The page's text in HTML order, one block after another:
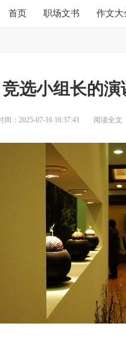
首页 职场文书 作文大
竞选小组长的演
间：2025-07-16 16:37:41 阅读全文